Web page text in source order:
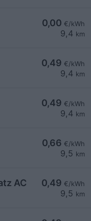
0,00 €/kWh
9,4 km
0,49 €/kWh
9,4 km
0,49 €/kWh
9,4 km
0,66 €/kWh
9,5 km
0,49 €/kWh
9,5 km
AC